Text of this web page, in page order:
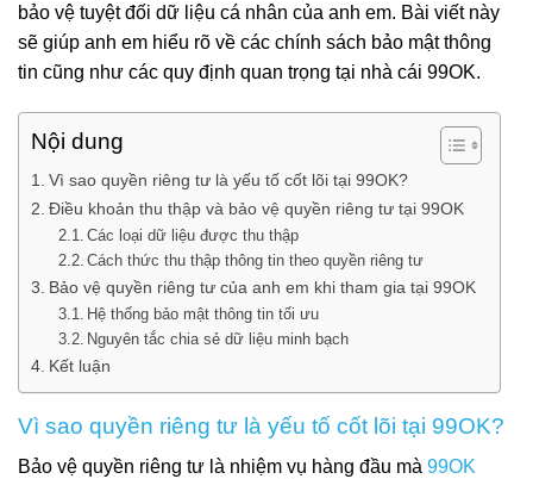
bảo vệ tuyệt đối dữ liệu cá nhân của anh em. Bài viết này
sẽ giúp anh em hiểu rõ về các chính sách bảo mật thông
tin cũng như các quy định quan trọng tại nhà cái 99OK.
Nội dung
Vì sao quyền riêng tư là yếu tố cốt lõi tại 99OK?
Điều khoản thu thập và bảo vệ quyền riêng tư tại 99OK
Các loại dữ liệu được thu thập
Cách thức thu thập thông tin theo quyền riêng tư
Bảo vệ quyền riêng tư của anh em khi tham gia tại 99OK
Hệ thống bảo mật thông tin tối ưu
Nguyên tắc chia sẻ dữ liệu minh bạch
Kết luận
Vì sao quyền riêng tư là yếu tố cốt lõi tại 99OK?
Bảo vệ quyền riêng tư là nhiệm vụ hàng đầu mà 99OK